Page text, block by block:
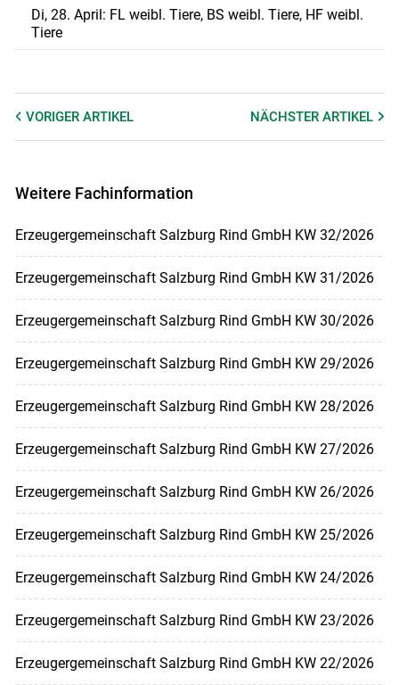
Di, 28. April: FL weibl. Tiere, BS weibl. Tiere, HF weibl.
Tiere
VORIGER ARTIKEL NÄCHSTERARTIKEL
Weitere Fachinformation
Erzeugergemeinschaft Salzburg Rind GmbH KW 32/2026
Erzeugergemeinschaft Salzburg Rind GmbH KW 31/2026
Erzeugergemeinschaft Salzburg Rind GmbH KW 30/2026
Erzeugergemeinschaft Salzburg Rind GmbH KW 29/2026
Erzeugergemeinschaft Salzburg Rind GmbH KW 28/2026
Erzeugergemeinschaft Salzburg Rind GmbH KW 27/2026
Erzeugergemeinschaft Salzburg Rind GmbH KW 26/2026
Erzeugergemeinschaft Salzburg Rind GmbH KW 25/2026
Erzeugergemeinschaft Salzburg Rind GmbH KW 24/2026
Erzeugergemeinschaft Salzburg Rind GmbH KW 23/2026
Erzeugergemeinschaft Salzburg Rind GmbH KW 22/2026